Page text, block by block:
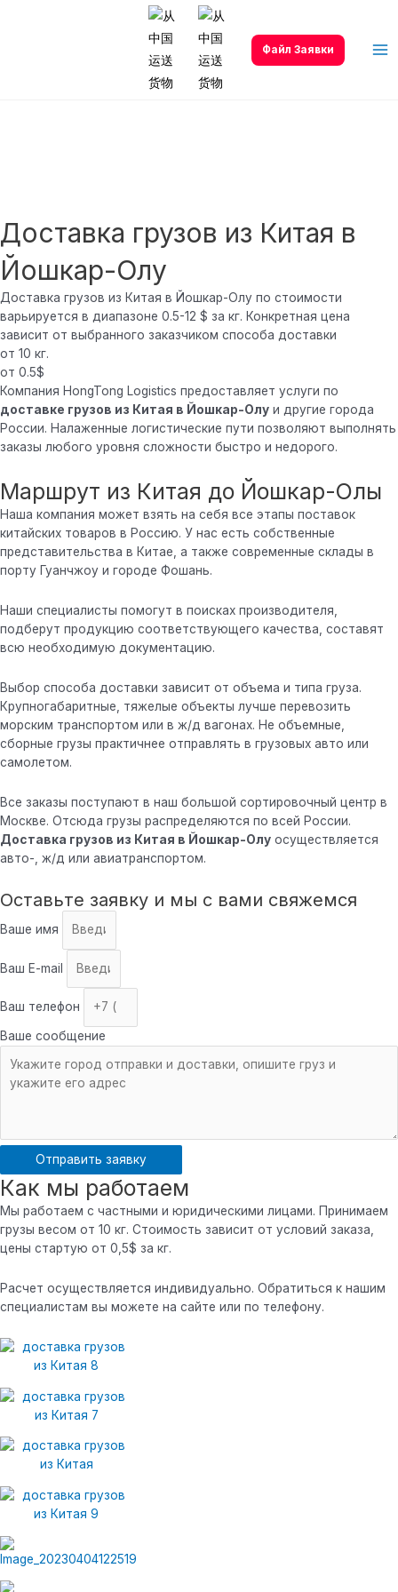
Файл Заявки
Доставка грузов из Китая в
Йошкар-Олу
Доставка грузов из Китая в Йошкар-Олу по стоимости
варьируется в диапазоне 0.5-12 $ за кг. Конкретная цена
зависит от выбранного заказчиком способа доставки
от 10 кг.
от 0.5$
Компания HongTong Logistics предоставляет услуги по
доставке грузов из Китая в Йошкар-Олу и другие города
России. Налаженные логистические пути позволяют выполнять
заказы любого уровня сложности быстро и недорого.
Маршрут из Китая до Йошкар-Олы
Наша компания может взять на себя все этапы поставок
китайских товаров в Россию. У нас есть собственные
представительства в Китае, а также современные склады в
порту Гуанчжоу и городе Фошань.
Наши специалисты помогут в поисках производителя,
подберут продукцию соответствующего качества, составят
всю необходимую документацию.
Выбор способа доставки зависит от объема и типа груза.
Крупногабаритные, тяжелые объекты лучше перевозить
морским транспортом или в ж/д вагонах. Не объемные,
сборные грузы практичнее отправлять в грузовых авто или
самолетом.
Все заказы поступают в наш большой сортировочный центр в
Москве. Отсюда грузы распределяются по всей России.
Доставка грузов из Китая в Йошкар-Олу осуществляется
авто-, ж/д или авиатранспортом.
Оставьте заявку и мы с вами свяжемся
Ваше имя
Ваш E-mail
Ваш телефон
Ваше сообщение
Отправить заявку
Как мы работаем
Мы работаем с частными и юридическими лицами. Принимаем
грузы весом от 10 кг. Стоимость зависит от условий заказа,
цены стартую от 0,5$ за кг.
Расчет осуществляется индивидуально. Обратиться к нашим
специалистам вы можете на сайте или по телефону.